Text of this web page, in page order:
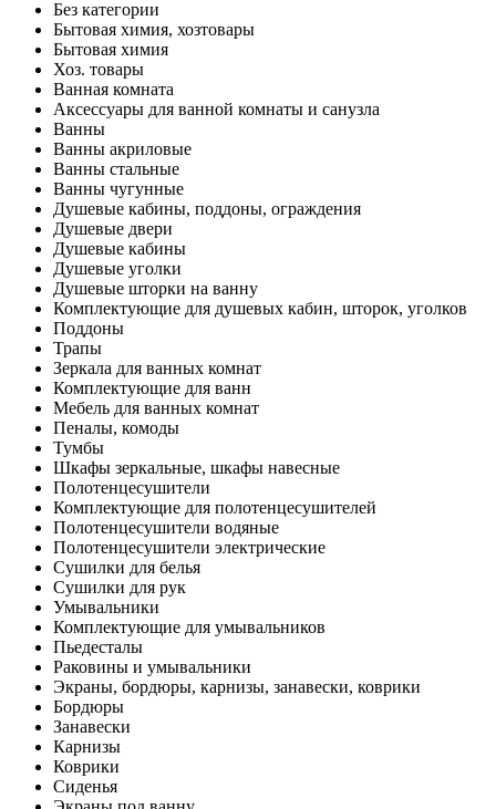
Без категории
Бытовая химия, хозтовары
Бытовая химия
Хоз. товары
Ванная комната
Аксессуары для ванной комнаты и санузла
Ванны
Ванны акриловые
Ванны стальные
Ванны чугунные
Душевые кабины, поддоны, ограждения
Душевые двери
Душевые кабины
Душевые уголки
Душевые шторки на ванну
Комплектующие для душевых кабин, шторок, уголков
Поддоны
Трапы
Зеркала для ванных комнат
Комплектующие для ванн
Мебель для ванных комнат
Пеналы, комоды
Тумбы
Шкафы зеркальные, шкафы навесные
Полотенцесушители
Комплектующие для полотенцесушителей
Полотенцесушители водяные
Полотенцесушители электрические
Сушилки для белья
Сушилки для рук
Умывальники
Комплектующие для умывальников
Пьедесталы
Раковины и умывальники
Экраны, бордюры, карнизы, занавески, коврики
Бордюры
Занавески
Карнизы
Коврики
Сиденья